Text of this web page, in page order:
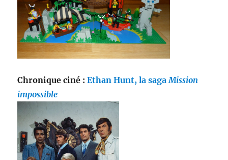
Chronique ciné :Ethan Hunt, la saga Mission
impossible